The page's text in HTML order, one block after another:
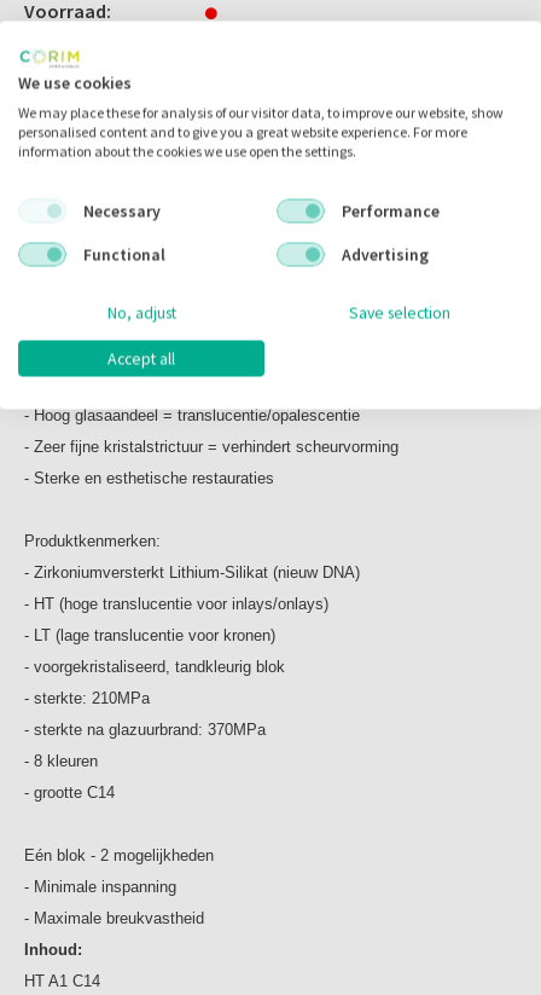
4 stuks
Voorraad:
Omschrijving
Omschrijving
Het nieuwe DNA van hoge sterkte Glass Ceramics
Zirconium vesterkt Lithium-Silikat (ZLS)
- Hoog glasaandeel = translucentie/opalescentie
- Zeer fijne kristalstrictuur = verhindert scheurvorming
- Sterke en esthetische restauraties
Produktkenmerken:
- Zirkoniumversterkt Lithium-Silikat (nieuw DNA)
- HT (hoge translucentie voor inlays/onlays)
- LT (lage translucentie voor kronen)
- voorgekristaliseerd, tandkleurig blok
- sterkte: 210MPa
- sterkte na glazuurbrand: 370MPa
- 8 kleuren
- grootte C14
Eén blok - 2 mogelijkheden
- Minimale inspanning
- Maximale breukvastheid
Inhoud:
HT A1 C14
We use cookies
We may place these for analysis of our visitor data, to improve our website, show
personalised content and to give you a great website experience. For more
information about the cookies we use open the settings.
Necessary
Performance
Functional
Advertising
No, adjust Save selection
Accept all